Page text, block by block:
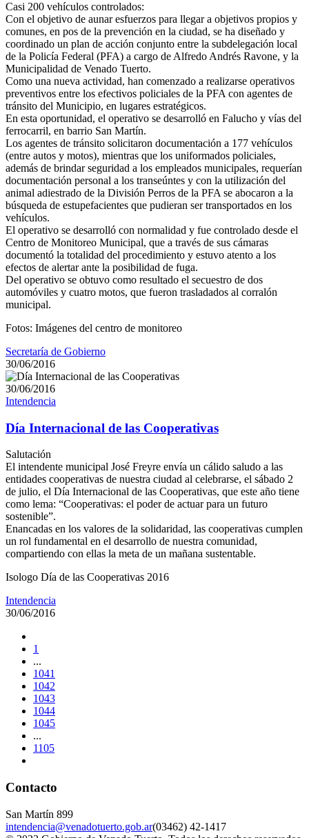
Casi 200 vehículos controlados:
Con el objetivo de aunar esfuerzos para llegar a objetivos propios y
comunes, en pos de la prevención en la ciudad, se ha diseñado y
coordinado un plan de acción conjunto entre la subdelegación local
de la Policía Federal (PFA) a cargo de Alfredo Andrés Ravone, y la
Municipalidad de Venado Tuerto.
Como una nueva actividad, han comenzado a realizarse operativos
preventivos entre los efectivos policiales de la PFA con agentes de
tránsito del Municipio, en lugares estratégicos.
En esta oportunidad, el operativo se desarrolló en Falucho y vías del
ferrocarril, en barrio San Martín.
Los agentes de tránsito solicitaron documentación a 177 vehículos
(entre autos y motos), mientras que los uniformados policiales,
además de brindar seguridad a los empleados municipales, requerían
documentación personal a los transeúntes y con la utilización del
animal adiestrado de la División Perros de la PFA se abocaron a la
búsqueda de estupefacientes que pudieran ser transportados en los
vehículos.
El operativo se desarrolló con normalidad y fue controlado desde el
Centro de Monitoreo Municipal, que a través de sus cámaras
documentó la totalidad del procedimiento y estuvo atento a los
efectos de alertar ante la posibilidad de fuga.
Del operativo se obtuvo como resultado el secuestro de dos
automóviles y cuatro motos, que fueron trasladados al corralón
municipal.
Fotos: Imágenes del centro de monitoreo
Secretaría de Gobierno
30/06/2016
30/06/2016
Intendencia
Día Internacional de las Cooperativas
Salutación
El intendente municipal José Freyre envía un cálido saludo a las
entidades cooperativas de nuestra ciudad al celebrarse, el sábado 2
de julio, el Día Internacional de las Cooperativas, que este año tiene
como lema: “Cooperativas: el poder de actuar para un futuro
sostenible”.
Enancadas en los valores de la solidaridad, las cooperativas cumplen
un rol fundamental en el desarrollo de nuestra comunidad,
compartiendo con ellas la meta de un mañana sustentable.
Isologo Día de las Cooperativas 2016
Intendencia
30/06/2016
1
...
1041
1042
1043
1044
1045
...
1105
Contacto
San Martín 899
intendencia@venadotuerto.gob.ar(03462) 42-1417